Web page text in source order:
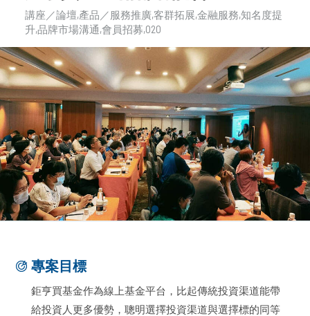
講座／論壇 產品／服務推廣客群拓展 金融服務 知名度提
升品牌市場溝通 會員招募 O2O
專案目標
鉅亨買基金作為線上基金平台，比起傳統投資渠道能帶
給投資人更多優勢，聰明選擇投資渠道與選擇標的同等